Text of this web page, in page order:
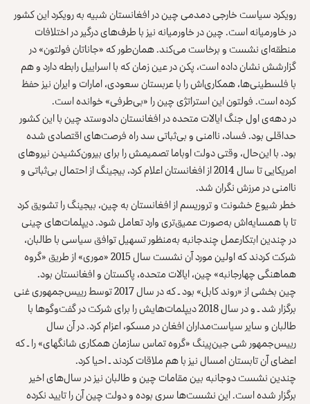
رویکرد سیاست خارجی دمدمی چین در افغانستان شبیه به رویکرد این کشور
در خاورمیانه است. چین در خاورمیانه نیز با طرف‌های درگیر در اختلافات
منطقه‌ای نشست و برخاست می‌کند. همان‌طور که «جاناتان فولتون» در
گزارشش نشان دادهاست، پکن در عین زمان که با اسراییل رابطه دارد و هم
با فلسطینی‌ها، همکاری‌اش را با عربستان سعودی، امارات و ایران نیز حفظ
کرده است. فولتون این استراتژی چین را «بی‌طرفی» خوانده است.
در دهه‌ی اول جنگ ایالات متحده در افغانستان دادوستد چین با این کشور
حداقلی بود. فساد، ناامنی و بی‌ثباتی سد راه فرصت‌های اقتصادی شده
بود. با این‌حال، وقتی دولت اوباما تصمیمش را برای بیرون‌کشیدن نیروهای
امریکایی تا سال 2014 از افغانستان اعلام کرد، بیجینگ از احتمال بی‌ثباتی و
ناامنی در مرزش نگران شد.
خطر شیوع خشونت و تروریسم از افغانستان به چین، بیجینگ را تشویق کرد
تا با همسایه‌اش به‌صورت عمیق‌تری وارد تعامل شود. دیپلمات‌های چینی
در چندین ابتکارعمل چندجانبه به‌منظور تسهیل توافق سیاسی با طالبان،
شرکت کردند که اولین مورد آن نشست سال 2015 «موری» از طریق «گروه
هماهنگی چهارجانبه» چین، ایالات متحده، پاکستان و افغانستان بود.
چین بخشی از «روند کابل» بود ـ که در سال 2017 توسط رییس‌جمهوری غنی
برگزار شد ـ و در سال 2018 دیپلمات‌هایش را برای شرکت در گفت‌وگوها با
طالبان و سایر سیاست‌مداران افغان در مسکو، اعزام کرد. در آن سال
رییس‌جمهور شی جین‌پینگ «گروه تماس سازمان همکاری‌ شانگهای» را ـ که
اعضای آن تابستان امسال نیز با هم ملاقات کردند ـ احیا کرد.
چندین نشست دوجانبه بین مقامات چین و طالبان نیز در سال‌های اخیر
برگزار شده است. این نشست‌ها سری بوده‌ و دولت چین آن را تایید نکرده